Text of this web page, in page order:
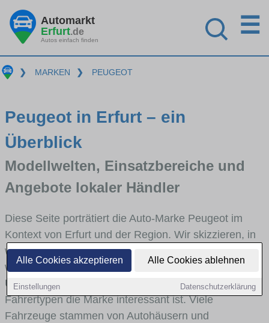
Alle Cookies akzeptieren Alle Cookies ablehnen
Einstellungen Datenschutzerklärung
Automarkt
Erfurt.de
Autos einfach finden
☰
❯ MARKEN ❯ PEUGEOT
Peugeot in Erfurt – ein
Überblick
Modellwelten, Einsatzbereiche und
Angebote lokaler Händler
Diese Seite porträtiert die Auto-Marke Peugeot im
Kontext von Erfurt und der Region. Wir skizzieren, in
welchen Fahrzeugklassen Peugeot stark vertreten ist,
welche Modellreihen häufig im Stadt- und
Umlandverkehr zu sehen sind und für welche
Fahrertypen die Marke interessant ist. Viele
Fahrzeuge stammen von Autohäusern und